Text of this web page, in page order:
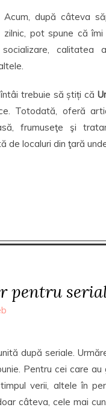
Acum, după câteva
zilnic, pot spune că
calitatea
trebuie să știți că
Totodată, oferă
frumuseţe şi
de localuri din ţară
pentru
după seriale.
Pentru cei care
verii, altele în
câteva, cele mai